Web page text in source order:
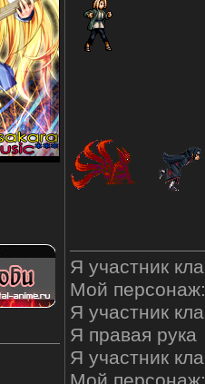
Я участник
Мой
Я участник
Я правая рука
Я участник